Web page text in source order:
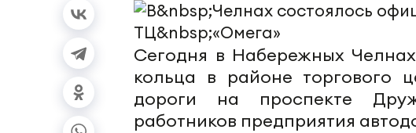
Сегодня в Набережных
кольца в районе торгового
дороги на проспекте
работников предприятия